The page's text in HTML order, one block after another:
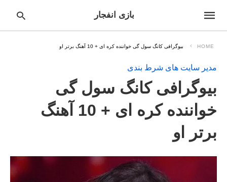
بازی انفجار
HOME بیوگرافی کانگ سول گی خواننده کره ای + 10 آهنگ برتر او
مدیر سایت های شرط بندی
بیوگرافی کانگ سول گی
خواننده کره ای + 10 آهنگ
برتر او